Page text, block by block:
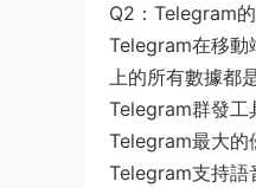
Q2：Telegram
Telegram在移動
上的所有數據都
Telegram群發工
Telegram最大的
Telegram支持語